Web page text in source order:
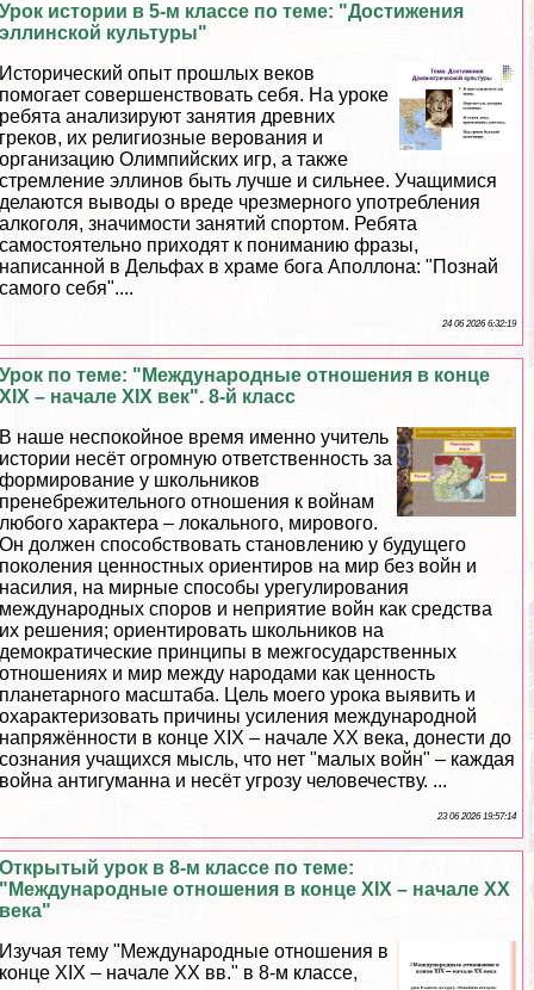
Урок истории в 5-м классе по теме: "Достижения
эллинской культуры"
Исторический опыт прошлых веков
помогает совершенствовать себя. На уроке
ребята анализируют занятия древних
греков, их религиозные верования и
организацию Олимпийских игр, а также
стремление эллинов быть лучше и сильнее. Учащимися
делаются выводы о вреде чрезмерного употрeбления
алкоголя, значимости занятий спортом. Ребята
самостоятельно приходят к пониманию фразы,
написанной в Дельфах в храме бога Аполлона: "Познай
самого себя"....
24 06 2026 6:32:19
Урок по теме: "Международные отношения в конце
XIX – начале XIX век". 8-й класс
В наше неспокойное время именно учитель
истории несёт огромную ответственность за
формирование у школьников
пренебрежительного отношения к войнам
любого хаpaктера – локального, мирового.
Он должен способствовать становлению у будущего
поколения ценностных ориентиров на мир без войн и
насилия, на мирные способы урегулирования
международных споров и неприятие войн как средства
их решения; ориентировать школьников на
демократические принципы в межгосударственных
отношениях и мир между народами как ценность
планетарного масштаба. Цель моего урока выявить и
охаpaктеризовать причины усиления международной
напряжённости в конце XIX – начале XX века, донести до
сознания учащихся мысль, что нет "малых войн" – каждая
война антигуманна и несёт угрозу человечеству. ...
23 06 2026 19:57:14
Открытый урок в 8-м классе по теме:
"Международные отношения в конце XIX – начале ХХ
века"
Изучая тему "Международные отношения в
конце XIX – начале XX вв." в 8-м классе,